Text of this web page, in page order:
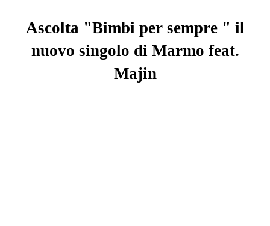
Ascolta "Bimbi per sempre " il
nuovo singolo di Marmo feat.
Majin